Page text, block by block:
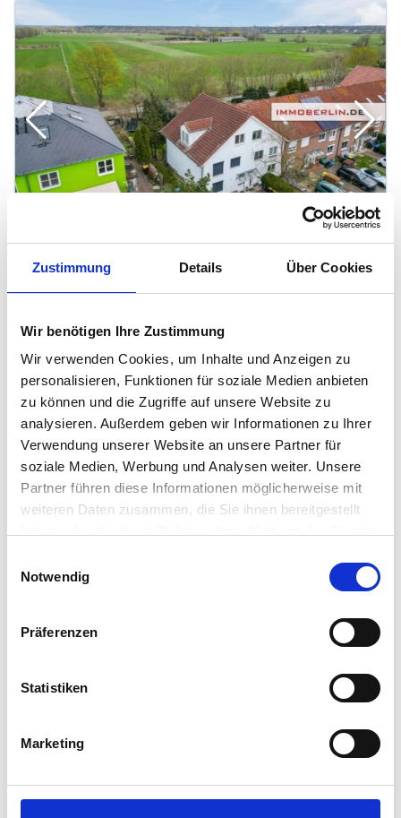
Zustimmung Details Über Cookies
Wir benötigen Ihre Zustimmung
Wir verwenden Cookies, um Inhalte und Anzeigen zu
personalisieren, Funktionen für soziale Medien anbieten
zu können und die Zugriffe auf unsere Website zu
analysieren. Außerdem geben wir Informationen zu Ihrer
Verwendung unserer Website an unsere Partner für
soziale Medien, Werbung und Analysen weiter. Unsere
Partner führen diese Informationen möglicherweise mit
weiteren Daten zusammen, die Sie ihnen bereitgestellt
Notwendig
Präferenzen
Statistiken
Marketing
IMMOBERLIN.DE - Sehr freundliches
Stellplätzen
415.000 €145 m25Zi.
IMMOBERLIN.DE - Sehr freundliches
Reihenendhaus mit Sonnenterrasse & 2 Pkw-
Stellplätzen
16727 Velten